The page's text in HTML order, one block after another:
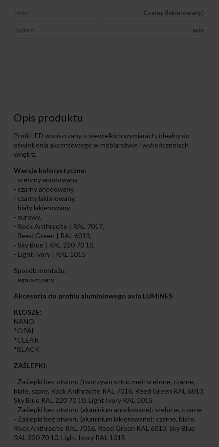
Kolor Czarny (lakierowany)
System axin
Opis produktu
Profil LED wpuszczany o niewielkich wymiarach, idealny do
oświetlenia akcentowego w meblarstwie i wykończeniach
wnętrz.
Wersje kolorystyczne:
- srebrny anodowany,
- czarny anodowany,
- czarny lakierowany,
- biały lakierowany,
- surowy,
- Rock Anthracite | RAL 7017,
- Reed Green | RAL 6013,
- Sky Blue | RAL 220 70 10,
- Light Ivory | RAL 1015
Sposób montażu:
- wpuszczany
Akcesoria do profilu aluminiowego axin LUMINES
KLOSZE:
NANO
*OPAL
*CLEAR
*BLACK
ZAŚLEPKI:
- Zaślepki bez otworu (tworzywo sztuczne): srebrne, czarne,
białe, szare, Rock Anthracite RAL 7016, Reed Green RAL 6013,
Sky Blue RAL 220 70 10, Light Ivory RAL 1015
- Zaślepki bez otworu (aluminium anodowane): srebrne, czarne
- Zaślepki bez otworu (aluminium lakierowane): czarne, białe,
Rock Anthracite RAL 7016, Reed Green RAL 6013, Sky Blue
RAL 220 70 10, Light Ivory RAL 1015